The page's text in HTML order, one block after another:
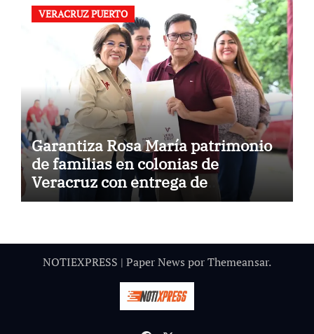
VERACRUZ PUERTO
Garantiza Rosa María patrimonio
de familias en colonias de
Veracruz con entrega de
escrituras
NOTIEXPRESS | Paper News porThemeansar.